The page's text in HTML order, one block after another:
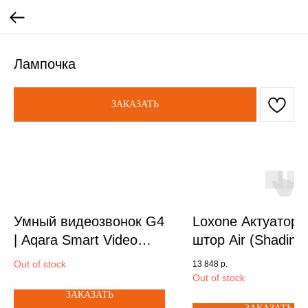
Лампочка
ЗАКАЗАТЬ
Умный видеозвонок G4
| Aqara Smart Video
Doorbell G4
Out of stock
ЗАКАЗАТЬ
Loxone Актуатор
штор Air (Shading
Actuator Air) арт.
100290
13 848 р.
Out of stock